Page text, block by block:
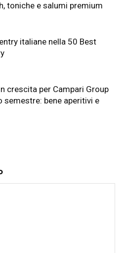
toniche e salumi premium
italiane nella 50 Best
crescita per Campari Group
semestre: bene aperitivi e